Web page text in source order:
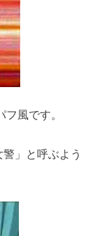
風です。
」と呼ぶよう